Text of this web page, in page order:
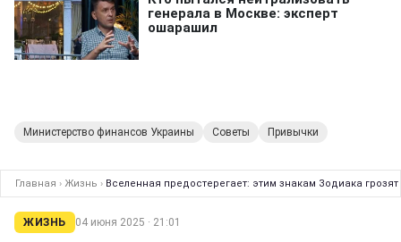
Министерство финансов Украины Советы Привычки
Главная › Жизнь › Вселенная предостерегает: этим знакам Зодиака
ЖИЗНЬ 04 июня 2025 · 21:01